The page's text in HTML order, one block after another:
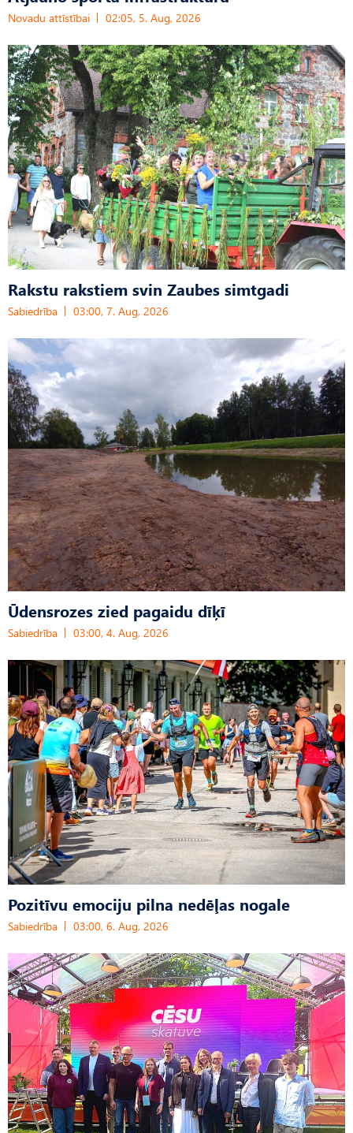
Novadu attīstībai 02:05, 5. Aug, 2026
Rakstu rakstiem svin Zaubes simtgadi
Sabiedrība 03:00, 7. Aug, 2026
Ūdensrozes zied pagaidu dīķī
Sabiedrība 03:00, 4. Aug, 2026
Pozitīvu emociju pilna nedēļas nogale
Sabiedrība 03:00, 6. Aug, 2026